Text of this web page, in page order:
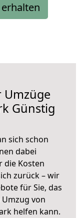
Günstig
sich schon
dabei
die Kosten
zurück – wir
für Sie, das
von
helfen kann.